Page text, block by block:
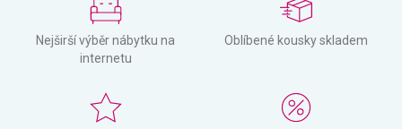
Nejširší výběr nábytku na
internetu
Oblíbené kousky skladem